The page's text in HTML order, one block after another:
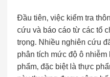
Đầu tiên, việc kiểm tra
cứu và báo cáo từ các tổ
trọng. Nhiều nghiên cứu
phân tích mức độ ô
phẩm, đặc biệt là thực